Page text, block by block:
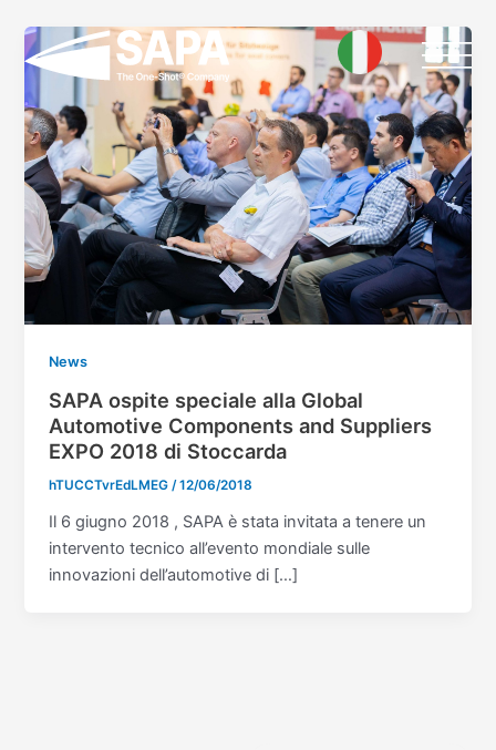
content
News
SAPA ospite speciale alla Global
Automotive Components and Suppliers
EXPO 2018 di Stoccarda
hTUCCTvrEdLMEG/12/06/2018
Il 6 giugno 2018 , SAPA è stata invitata a tenere un
intervento tecnico all’evento mondiale sulle
innovazioni dell’automotive di […]